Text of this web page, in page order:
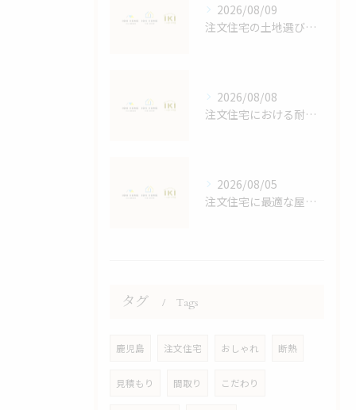
2026/08/09
注文住宅の土地選びで後悔しないためのポイントと効率的な進め方
2026/08/08
注文住宅における耐震等級の詳しい解説
2026/08/05
注文住宅に最適な屋根デザイン術
タグ Tags
鹿児島 注文住宅 おしゃれ 断熱
見積もり 間取り こだわり